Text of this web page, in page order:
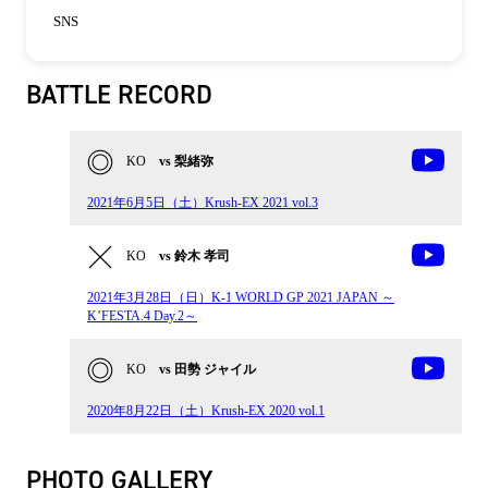
SNS
BATTLE RECORD
KO vs 梨緒弥
2021年6月5日（土）Krush-EX 2021 vol.3
KO vs 鈴木 孝司
2021年3月28日（日）K-1 WORLD GP 2021 JAPAN ～
K’FESTA.4 Day.2～
KO vs 田勢 ジャイル
2020年8月22日（土）Krush-EX 2020 vol.1
PHOTO GALLERY